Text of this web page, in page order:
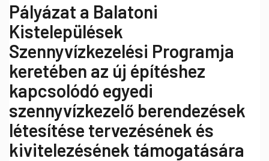
Pályázat a Balatoni
Kistelepülések
Szennyvízkezelési Programja
keretében az új építéshez
kapcsolódó egyedi
szennyvízkezelő berendezések
létesítése tervezésének és
kivitelezésének támogatására